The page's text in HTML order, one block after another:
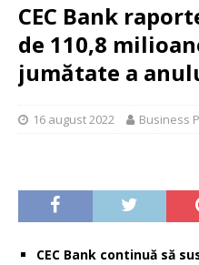
CEC Bank
de 110,8
jumătate a
16 august 2022 Business
CEC Bank continuă să